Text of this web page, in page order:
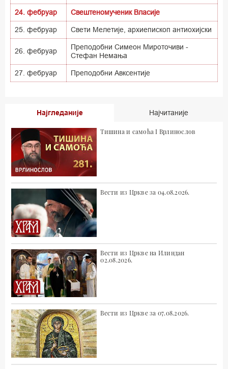
24. фебруар ​Свештеномученик Власије
25. фебруар Свети Мелетије, архиепископ антиохијски
26. фебруар
Преподобни Симеон Мироточиви -
Стефан Немања
27. фебруар Преподобни Авксентије
Најгледаније Најчитаније
Тишина и самоћа I Врлинослов
Вести из Цркве за 04.08.2026.
Вести из Цркве на Илиндан
02.08.2026.
Вести из Цркве за 07.08.2026.